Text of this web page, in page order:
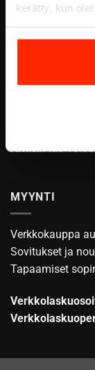
kerätty, kun
Puh.
Arkisin klo10:00
MYYNTI
Verkkokauppa
Sovitukset ja
Tapaamiset